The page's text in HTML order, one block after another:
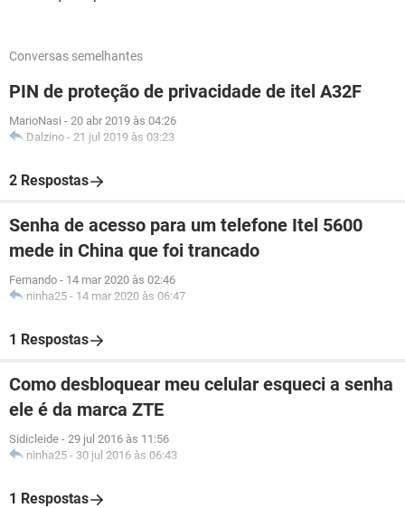
Conversas semelhantes
PIN de proteção de privacidade de itel A32F
MarioNasi - 20 abr 2019 às 04:26
Dalzino - 21 jul 2019 às 03:23
2 Respostas
Senha de acesso para um telefone Itel 5600
mede in China que foi trancado
Fernando - 14 mar 2020 às 02:46
ninha25 - 14 mar 2020 às 06:47
1 Respostas
Como desbloquear meu celular esqueci a senha
ele é da marca ZTE
Sidicleide - 29 jul 2016 às 11:56
ninha25 - 30 jul 2016 às 06:43
1 Respostas